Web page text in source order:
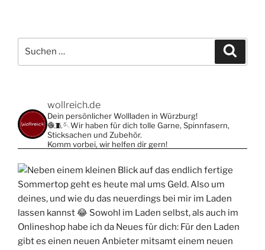
auf
der
Produktseite
gewählt
nach:
wollreich.de
Dein persönlicher Wollladen in Würzburg!
🧶🧵🪡Wir haben für dich tolle Garne, Spinnfasern,
Sticksachen und Zubehör.
Komm vorbei, wir helfen dir gern!